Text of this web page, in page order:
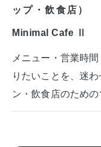
ップ・飲食店）
Minimal Cafe Ⅱ
メニュー・営業時
りたいことを、迷
ン・飲食店のため